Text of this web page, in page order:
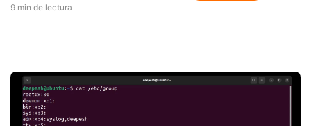
9 min de lectura